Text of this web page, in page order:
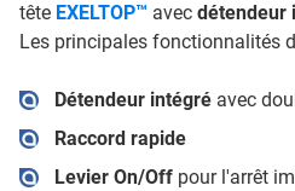
tête EXELTOP™ avec détendeur
Les principales fonctionnalités
Détendeur intégréavec
Raccord rapide
Levier On/Offpour l'arrêt